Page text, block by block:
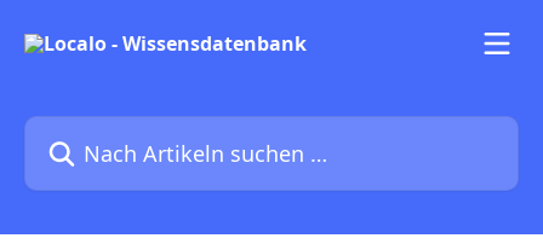
Nach Artikeln suchen …